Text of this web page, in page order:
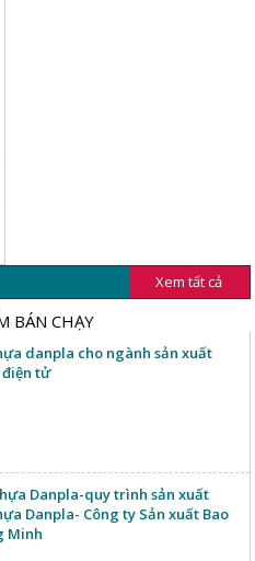
Xem tất cả
BÁN CHẠY
danpla cho ngành sản xuất
tử
Danpla-quy trình sản xuất
Danpla- Công ty Sản xuất Bao
Minh